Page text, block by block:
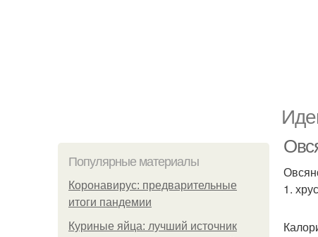
Популярные материалы
Коронавирус: предварительные
итоги пандемии
Куриные яйца: лучший источник
1.